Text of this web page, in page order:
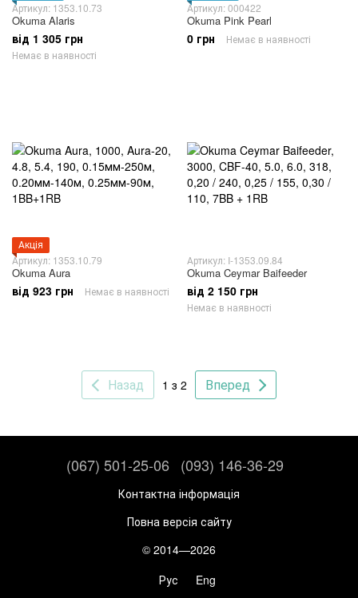
Артикул: 1353.10.73
Okuma Alaris
від 1 305 грн
Немає в наявності
Артикул: 000422
Okuma Pink Pearl
0 грн Немає в наявності
Акція
Артикул: 1353.10.79
Okuma Aura
від 923 грн Немає в наявності
Артикул: I-1353.09.84
Okuma Ceymar Baifeeder
від 2 150 грн
Немає в наявності
Назад 1 з 2 Вперед
(067) 501-25-06 (093) 146-36-29
Контактна інформація
Повна версія сайту
© 2014—2026
Рус
Eng